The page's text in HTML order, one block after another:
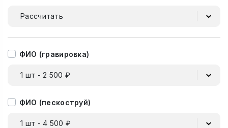
Рассчитать
ФИО (гравировка)
1 шт - 2 500 ₽
ФИО (пескоструй)
1 шт - 4 500 ₽